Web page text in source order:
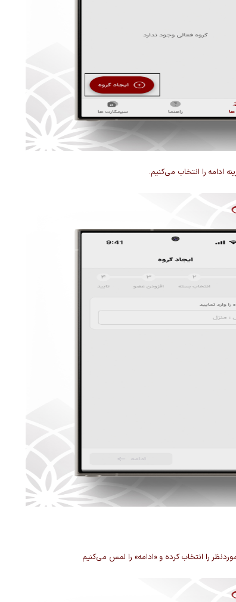
ادامه را انتخاب می‌کنیم.
را انتخاب کرده و «ادامه» را لمس می‌کنیم